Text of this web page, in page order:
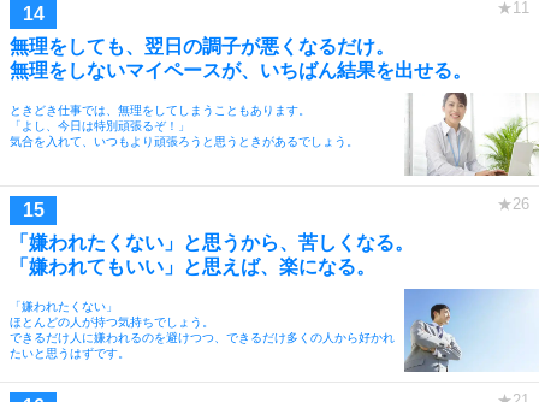
無理をしても、翌日の調子が悪くなるだけ。
無理をしないマイペースが、いちばん結果を出せる。
ときどき仕事では、無理をしてしまうこともあります。
「よし、今日は特別頑張るぞ！」
気合を入れて、いつもより頑張ろうと思うときがあるでしょう。
「嫌われたくない」と思うから、苦しくなる。
「嫌われてもいい」と思えば、楽になる。
「嫌われたくない」
ほとんどの人が持つ気持ちでしょう。
できるだけ人に嫌われるのを避けつつ、できるだけ多くの人から好かれ
たいと思うはずです。